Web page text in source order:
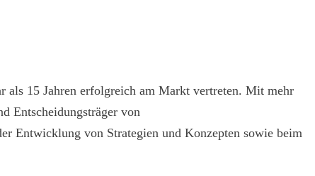
als 15 Jahren erfolgreich am Markt vertreten. Mit mehr
Entscheidungsträger von
Entwicklung von Strategien und Konzepten sowie beim